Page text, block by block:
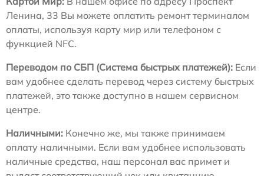
Ленина, 33 Вы можете оплатить ремонт терминалом
оплаты, используя карту мир или телефоном с
функцией NFC.
Переводом по СБП (Система быстрых платежей): Если
вам удобнее сделать перевод через систему быстрых
платежей, это также доступно в нашем сервисном
центре.
Наличными: Конечно же, мы также принимаем
оплату наличными. Если вам удобнее использовать
наличные средства, наш персонал вас примет и